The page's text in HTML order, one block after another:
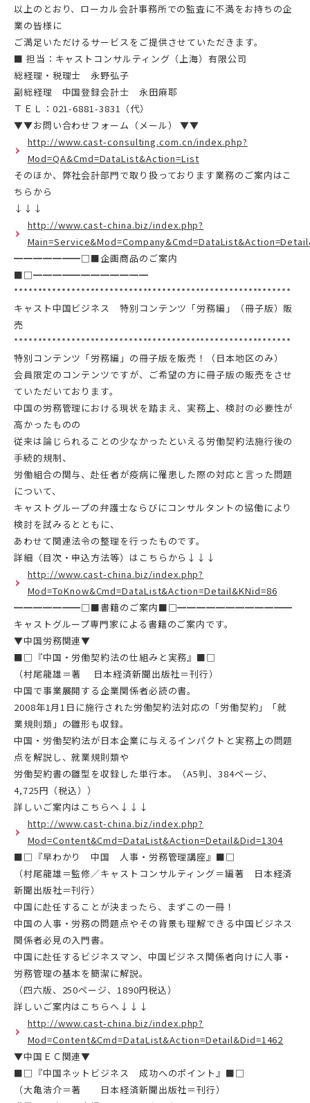
以上のとおり、ローカル会計事務所での監査に不満をお持ちの企
業の皆様に
ご満足いただけるサービスをご提供させていただきます。
■ 担当：キャストコンサルティング（上海）有限公司
総経理・税理士 永野弘子
副総経理 中国登録会計士 永田麻耶
ＴＥＬ：021-6881-3831（代）
▼▼お問い合わせフォーム（メール） ▼▼
http://www.cast-consulting.com.cn/index.php?
Mod=QA&Cmd=DataList&Action=List
そのほか、弊社会計部門で取り扱っております業務のご案内はこ
ちらから
↓↓↓
http://www.cast-china.biz/index.php?
━━━━━━━□■企画商品のご案内
■□━━━━━━━━━━━━
**********************************************************
キャスト中国ビジネス 特別コンテンツ「労務編」（冊子版）販
売
**********************************************************
特別コンテンツ「労務編」の冊子版を販売！（日本地区のみ）
会員限定のコンテンツですが、ご希望の方に冊子版の販売をさせ
ていただいております。
中国の労務管理における現状を踏まえ、実務上、検討の必要性が
高かったものの
従来は論じられることの少なかったといえる労働契約法施行後の
手続的規制、
労働組合の関与、赴任者が疫病に罹患した際の対応と言った問題
について、
キャストグループの弁護士ならびにコンサルタントの協働により
検討を試みるとともに、
あわせて関連法令の整理を行ったものです。
詳細（目次・申込方法等）はこちらから↓↓↓
http://www.cast-china.biz/index.php?
Mod=ToKnow&Cmd=DataList&Action=Detail&KNid=86
━━━━━━━□■書籍のご案内■□━━━━━━━━━━━━
キャストグループ専門家による書籍のご案内です。
▼中国労務関連▼
■□『中国・労働契約法の仕組みと実務』■□
（村尾龍雄＝著 日本経済新聞出版社＝刊行）
中国で事業展開する企業関係者必読の書。
2008年1月1日に施行された労働契約法対応の「労働契約」「就
業規則類」の雛形も収録。
中国・労働契約法が日本企業に与えるインパクトと実務上の問題
点を解説し、就業規則類や
労働契約書の雛型を収録した単行本。（A5判、384ページ、
4,725円（税込））
詳しいご案内はこちらへ↓↓↓
http://www.cast-china.biz/index.php?
Mod=Content&Cmd=DataList&Action=Detail&Did=1304
■□『早わかり 中国 人事・労務管理講座』■□
（村尾龍雄＝監修／キャストコンサルティング＝編著 日本経済
新聞出版社＝刊行）
中国に赴任することが決まったら、まずこの一冊！
中国の人事・労務の問題点やその背景も理解できる中国ビジネス
関係者必見の入門書。
中国に赴任するビジネスマン、中国ビジネス関係者向けに人事・
労務管理の基本を簡潔に解説。
（四六版、250ページ、1890円税込）
詳しいご案内はこちらへ↓↓↓
http://www.cast-china.biz/index.php?
Mod=Content&Cmd=DataList&Action=Detail&Did=1462
▼中国ＥＣ関連▼
■□『中国ネットビジネス 成功へのポイント』■□
（大亀浩介＝著 日本経済新聞出版社＝刊行）